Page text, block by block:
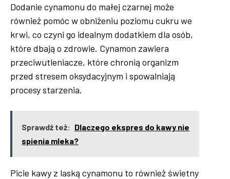
Dodanie cynamonu do małej czarnej może
również pomóc w obniżeniu poziomu cukru we
krwi, co czyni go idealnym dodatkiem dla osób,
które dbają o zdrowie. Cynamon zawiera
przeciwutleniacze, które chronią organizm
przed stresem oksydacyjnym i spowalniają
procesy starzenia.
Sprawdź też: Dlaczego ekspres do kawy nie
spienia mleka?
Picie kawy z laską cynamonu to również świetny